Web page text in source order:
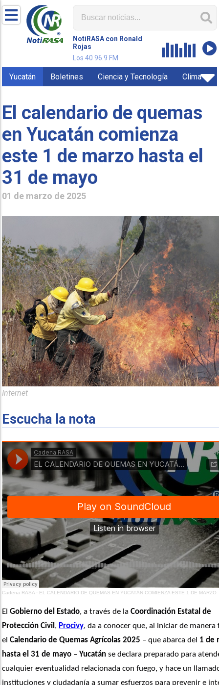
NotiRASA con Ronald
Rojas
Los 40 96.9 FM
Yucatán Boletines Ciencia y Tecnología Clima
El calendario de quemas
en Yucatán comienza
este 1 de marzo hasta el
31 de mayo
01 de marzo de 2025
Internet
Escucha la nota
Cadena RASA · EL CALENDARIO DE QUEMAS EN YUCATÁN COMIENZA ESTE 1 DE MARZO
El Gobierno del Estado, a través de la Coordinación Estatal de
Protección Civil , Procivy, da a conocer que, al iniciar de manera
el Calendario de Quemas Agrícolas 2025 – que abarca del 1 de
hasta el 31 de mayo – Yucatán se declara preparado para
cualquier eventualidad relacionada con fuego, y hace un
instituciones y ciudadanía a sumar esfuerzos para prevenir e